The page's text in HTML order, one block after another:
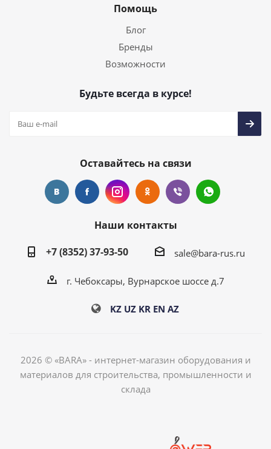
Помощь
Блог
Бренды
Возможности
Будьте всегда в курсе!
Оставайтесь на связи
Наши контакты
+7 (8352) 37-93-50
sale@bara-rus.ru
г. Чебоксары, Вурнарское шоссе д.7
KZ UZ KR EN AZ
2026 © «BARA» - интернет-магазин оборудования и
материалов для строительства, промышленности и
склада